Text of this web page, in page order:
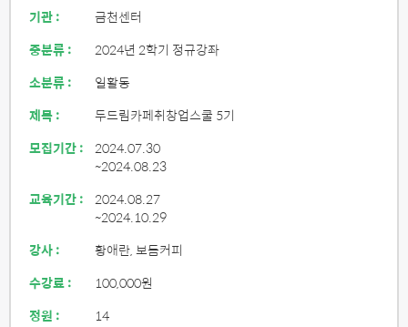
기관 :
금천센터
중분류 :
2024년 2학기 정규강좌
소분류 :
일활동
제목 :
두드림카페취창업스쿨 5기
모집기간 : 2024.07.30
~2024.08.23
교육기간 : 2024.08.27
~2024.10.29
강사 :
황애란, 보듬커피
수강료 :
100,000원
정원 :
14